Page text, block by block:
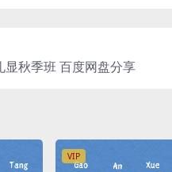
秋季班 百度网盘分享
VIP